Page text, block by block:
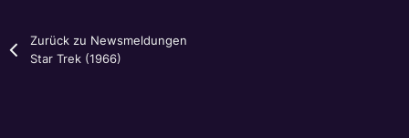
Zurück zu Newsmeldungen
Star Trek (1966)